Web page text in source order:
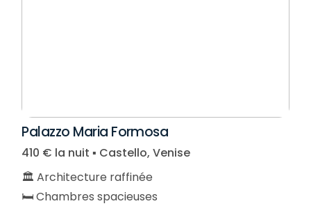
Palazzo Maria Formosa
410 € la nuit ▪︎ Castello, Venise
🏛️ Architecture raffinée
🛏️ Chambres spacieuses